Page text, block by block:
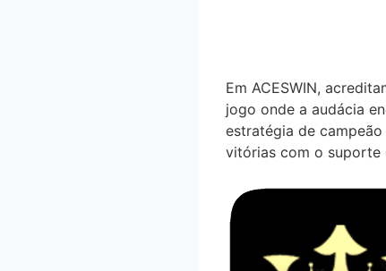
Em ACESWIN,
jogo onde a audácia
estratégia de
vitórias com o suporte